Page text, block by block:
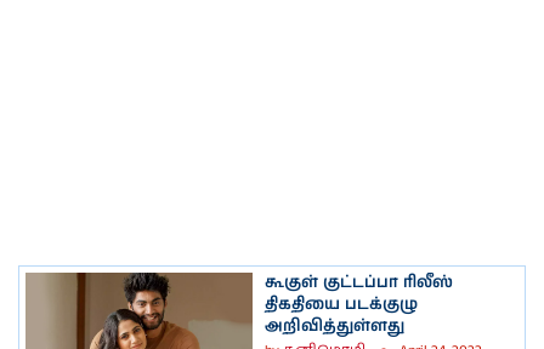
கூகுள் குட்டப்பா ரிலீஸ்
திகதியை படக்குழு
அறிவித்துள்ளது